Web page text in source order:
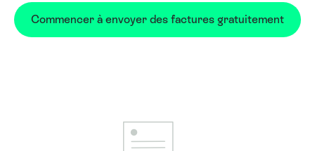
Commencer à envoyer des factures gratuitement